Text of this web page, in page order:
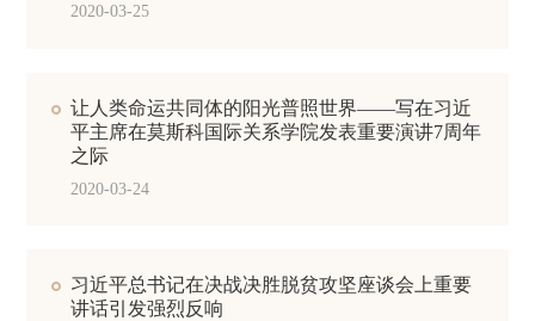
2020-03-25
让人类命运共同体的阳光普照世界——写在习近
平主席在莫斯科国际关系学院发表重要演讲7周年
之际
2020-03-24
习近平总书记在决战决胜脱贫攻坚座谈会上重要
讲话引发强烈反响